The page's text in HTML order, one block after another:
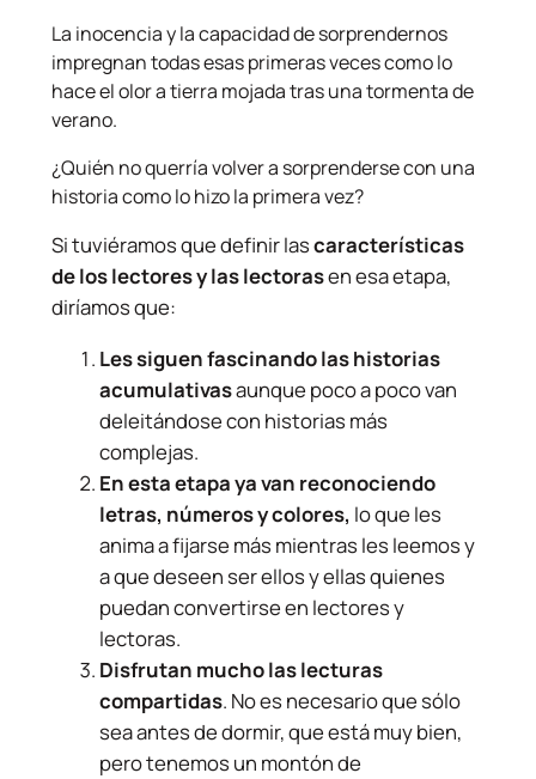
La inocencia y la capacidad de sorprendernos
impregnan todas esas primeras veces como lo
hace el olor a tierra mojada tras una tormenta de
verano.
¿Quién no querría volver a sorprenderse con una
historia como lo hizo la primera vez?
Si tuviéramos que definir lascaracterísticas
de los lectores y las lectorasen esa etapa,
diríamos que:
Les siguen fascinando las historias
acumulativasaunque poco a poco van
deleitándose con historias más
complejas.
En esta etapa ya van reconociendo
letras, números y colores, lo que les
anima a fijarse más mientras les leemos y
a que deseen ser ellos y ellas quienes
puedan convertirse en lectores y
lectoras.
Disfrutan mucho las lecturas
compartidas. No es necesario que sólo
sea antes de dormir, que está muy bien,
pero tenemos un montón de